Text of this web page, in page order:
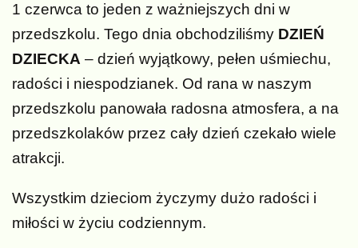
1 czerwca to jeden z ważniejszych dni w
przedszkolu. Tego dnia obchodziliśmy DZIEŃ
DZIECKA – dzień wyjątkowy, pełen uśmiechu,
radości i niespodzianek. Od rana w naszym
przedszkolu panowała radosna atmosfera, a na
przedszkolaków przez cały dzień czekało wiele
atrakcji.
Wszystkim dzieciom życzymy dużo radości i
miłości w życiu codziennym.